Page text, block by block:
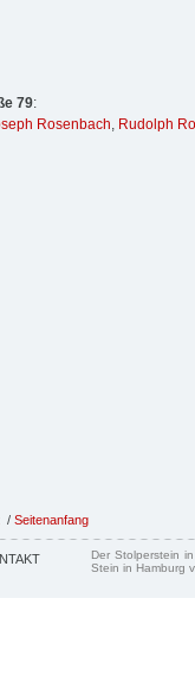
79:
Rosenbach, Rudolph
/ Seitenanfang
Der Stolperstein
Stein in Hamburg